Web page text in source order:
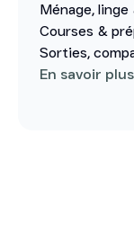
Ménage,
Courses &
Sorties,
En savoir plus